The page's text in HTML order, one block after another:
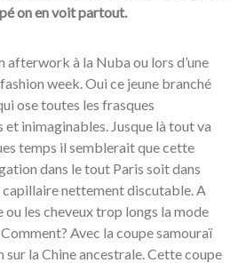
on en voit partout.
afterwork à la Nuba ou lors d’une
week. Oui ce jeune branché
ose toutes les frasques
inimaginables. Jusque là tout va
temps il semblerait que cette
dans le tout Paris soit dans
capillaire nettement discutable. A
ou les cheveux trop longs la mode
Avec la coupe samouraï
la Chine ancestrale. Cette coupe